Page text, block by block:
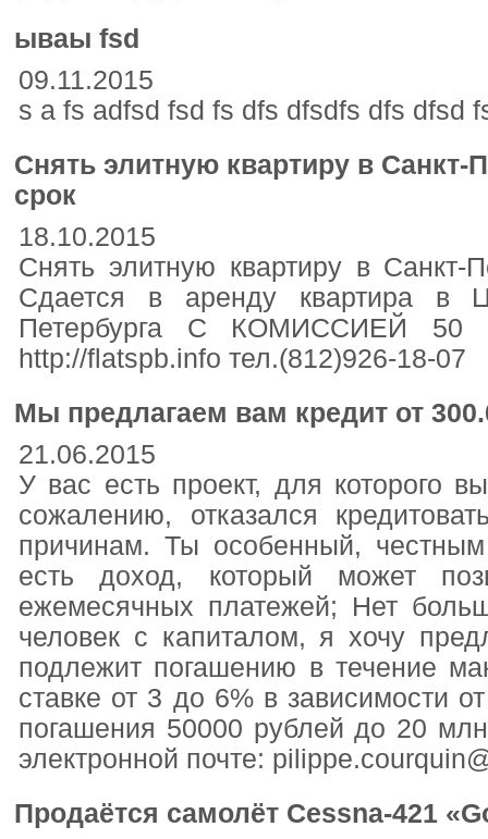
ываы fsd
09.11.2015
s а fs adfsd fsd fs dfs dfsdfs dfs dfsd
Снять элитную квартиру в Санкт-
срок
18.10.2015
Снять элитную квартиру в Санкт-
Сдается в аренду квартира в
Петербурга С КОМИССИЕЙ 50
http://flatspb.info тел.(812)926-18-07
Мы предлагаем вам кредит от
21.06.2015
У вас есть проект, для которого
сожалению, отказался
причинам. Ты особенный,
есть доход, который может
ежемесячных платежей; Нет
человек с капиталом, я хочу
подлежит погашению в течение
ставке от 3 до 6% в зависимости
погашения 50000 рублей до 20
электронной почте:
Продаётся самолёт Cessna-421